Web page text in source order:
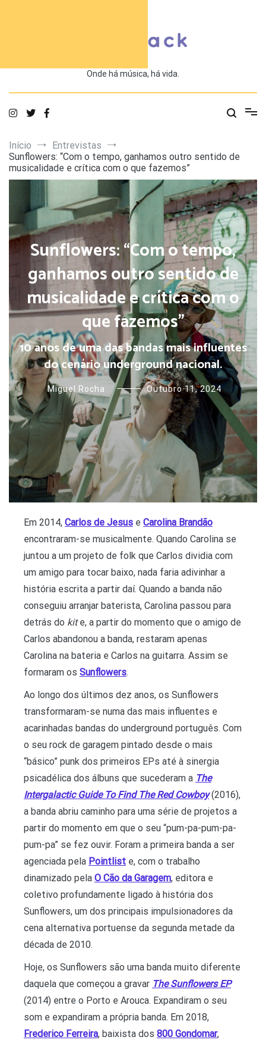
Onde há música, há vida.
Início
Entrevistas
Sunflowers: “Com o tempo, ganhamos outro sentido de
musicalidade e crítica com o que fazemos”
Sunflowers: “Com o tempo,
ganhamos outro sentido de
musicalidade e crítica com o
que fazemos”
10 anos de uma das bandas mais influentes
do cenário underground nacional.
Miguel Rocha Outubro 11, 2024
Em 2014, Carlos de Jesus e Carolina Brandão
encontraram-se musicalmente. Quando Carolina se
juntou a um projeto de folk que Carlos dividia com
um amigo para tocar baixo, nada faria adivinhar a
história escrita a partir daí. Quando a banda não
conseguiu arranjar baterista, Carolina passou para
detrás do kite, a partir do momento que o amigo de
Carlos abandonou a banda, restaram apenas
Carolina na bateria e Carlos na guitarra. Assim se
formaram os Sunflowers.
Ao longo dos últimos dez anos, os Sunflowers
transformaram-se numa das mais influentes e
acarinhadas bandas do underground português. Com
o seu rock de garagem pintado desde o mais
“básico” punk dos primeiros EPs até à sinergia
psicadélica dos álbuns que sucederam a The
Intergalactic Guide To Find The Red Cowboy(2016),
a banda abriu caminho para uma série de projetos a
partir do momento em que o seu “pum-pa-pum-pa-
pum-pa” se fez ouvir. Foram a primeira banda a ser
agenciada pela Pointlist e, com o trabalho
dinamizado pela O Cão da Garagem, editora e
coletivo profundamente ligado à história dos
Sunflowers, um dos principais impulsionadores da
cena alternativa portuense da segunda metade da
década de 2010.
Hoje, os Sunflowers são uma banda muito diferente
daquela que começou a gravar The Sunflowers EP
(2014) entre o Porto e Arouca. Expandiram o seu
som e expandiram a própria banda. Em 2018,
Frederico Ferreira, baixista dos 800 Gondomar,